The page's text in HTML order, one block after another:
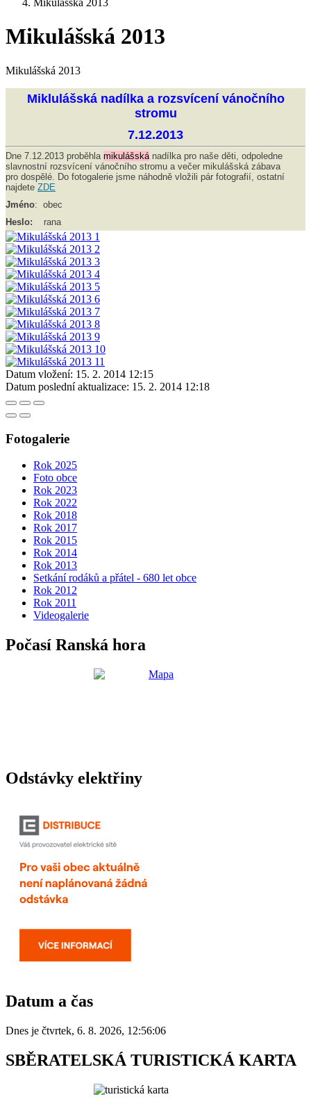
Mikulášská 2013
Mikulášská 2013
Mikulášská 2013
Miklulášská nadílka a rozsvícení vánočního
stromu
7.12.2013
Dne 7.12.2013 proběhla mikulášská nadílka pro naše děti, odpoledne
slavnostní rozsvícení vánočního stromu a večer mikulášská zábava
pro dospělé. Do fotogalerie jsme náhodně vložili pár fotografií, ostatní
najdete ZDE
Jméno: obec
Heslo: rana
Datum vložení: 15. 2. 2014 12:15
Datum poslední aktualizace: 15. 2. 2014 12:18
Fotogalerie
Rok 2025
Foto obce
Rok 2023
Rok 2022
Rok 2018
Rok 2017
Rok 2015
Rok 2014
Rok 2013
Setkání rodáků a přátel - 680 let obce
Rok 2012
Rok 2011
Videogalerie
Počasí Ranská hora
Odstávky elektřiny
Datum a čas
Dnes je čtvrtek, 6. 8. 2026, 12:56:06
SBĚRATELSKÁ TURISTICKÁ KARTA